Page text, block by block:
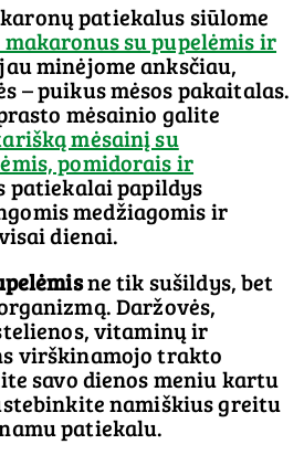
patiekalus siūlome
su pupelėmis ir
minėjome anksčiau,
– puikus mėsos pakaitalas.
mėsainio galite
mėsainį su
pomidorais ir
patiekalai papildys
medžiagomis ir
dienai.
ne tik sušildys, bet
Daržovės,
vitaminų ir
virškinamojo trakto
savo dienos meniu kartu
namiškius greitu
patiekalu.